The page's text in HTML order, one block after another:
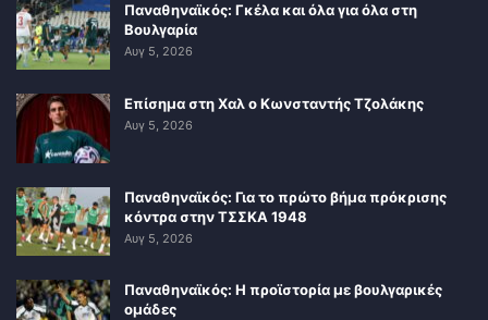
Παναθηναϊκός: Γκέλα και όλα για όλα στη
Βουλγαρία
Αυγ 5, 2026
Επίσημα στη Χαλ ο Κωνσταντής Τζολάκης
Αυγ 5, 2026
Παναθηναϊκός: Για το πρώτο βήμα πρόκρισης
κόντρα στην ΤΣΣΚΑ 1948
Αυγ 5, 2026
Παναθηναϊκός: Η προϊστορία με βουλγαρικές
ομάδες